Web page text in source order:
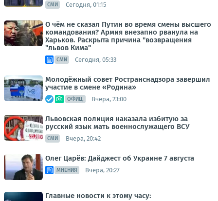
СМИ Сегодня, 01:15
О чём не сказал Путин во время смены высшего
командования? Армия внезапно рванула на
Харьков. Раскрыта причина "возвращения
"львов Кима"
СМИ Сегодня, 05:33
Молодёжный совет Ространснадзора завершил
участие в смене «Родина»
ОФИЦ. Вчера, 23:00
Львовская полиция наказала избитую за
русский язык мать военнослужащего ВСУ
СМИ Вчера, 20:42
Олег Царёв: Дайджест об Украине 7 августа
МНЕНИЯ Вчера, 20:27
Главные новости к этому часу: